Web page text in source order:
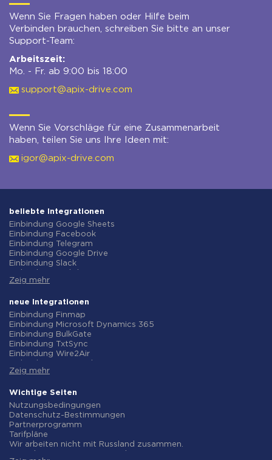
Wenn Sie Fragen haben oder Hilfe beim
Verbinden brauchen, schreiben Sie bitte an unser
Support-Team:
Arbeitszeit:
Mo. - Fr. ab 9:00 bis 18:00
support@apix-drive.com
Wenn Sie Vorschläge für eine Zusammenarbeit
haben, teilen Sie uns Ihre Ideen mit:
igor@apix-drive.com
beliebte Integrationen
Einbindung Google Sheets
Einbindung Facebook
Einbindung Telegram
Einbindung Google Drive
Einbindung Slack
Einbindung Gmail
Einbindung ClickUp
Einbindung Airtable
Einbindung Google Contacts
Einbindung OpenAI (ChatGPT)
Einbindung Instagram
Einbindung ActiveCampaign
Einbindung Typeform
Einbindung Salesforce CRM
Einbindung Notion
Einbindung AWeber
Einbindung Asana
Einbindung ZOHO CRM
Einbindung Webhooks
Einbindung GetResponse
Einbindung WooCommerce
Zeig mehr
neue Integrationen
Einbindung Finmap
Einbindung Microsoft Dynamics 365
Einbindung BulkGate
Einbindung TxtSync
Einbindung Wire2Air
Einbindung Infobip
Einbindung AtomPark
Einbindung TXTImpact
Einbindung Campaign Monitor
Einbindung CM.com
Einbindung D7 Networks
Einbindung SMS.to
Einbindung SMSGlobal
Zeig mehr
Wichtige Seiten
Nutzungsbedingungen
Datenschutz-Bestimmungen
Partnerprogramm
Tarifpläne
Wir arbeiten nicht mit Russland zusammen.